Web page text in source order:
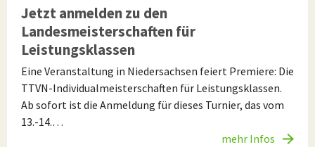
Jetzt anmelden zu den
Landesmeisterschaften für
Leistungsklassen
Eine Veranstaltung in Niedersachsen feiert Premiere: Die
TTVN-Individualmeisterschaften für Leistungsklassen.
Ab sofort ist die Anmeldung für dieses Turnier, das vom
13.-14.…
mehr Infos